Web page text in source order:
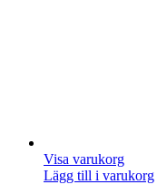
Visa varukorg
Lägg till i varukorg